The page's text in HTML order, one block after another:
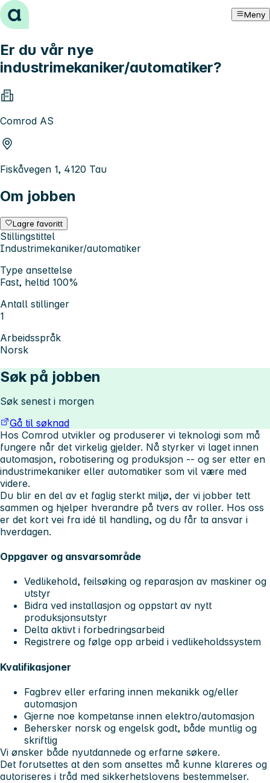
Hopp til innhold Meny
Er du vår nye
industrimekaniker/automatiker?
Comrod AS
Fiskåvegen 1, 4120 Tau
Om jobben
Lagre favoritt
Stillingstittel
Industrimekaniker/automatiker
Type ansettelse
Fast, heltid 100%
Antall stillinger
1
Arbeidsspråk
Norsk
Søk på jobben
Søk senest i morgen
Gå til søknad
Hos Comrod utvikler og produserer vi teknologi som må
fungere når det virkelig gjelder. Nå styrker vi laget innen
automasjon, robotisering og produksjon -- og ser etter en
industrimekaniker eller automatiker som vil være med
videre.
Du blir en del av et faglig sterkt miljø, der vi jobber tett
sammen og hjelper hverandre på tvers av roller. Hos oss
er det kort vei fra idé til handling, og du får ta ansvar i
hverdagen.
Oppgaver og ansvarsområde
Vedlikehold, feilsøking og reparasjon av maskiner og
utstyr
Bidra ved installasjon og oppstart av nytt
produksjonsutstyr
Delta aktivt i forbedringsarbeid
Registrere og følge opp arbeid i vedlikeholdssystem
Kvalifikasjoner
Fagbrev eller erfaring innen mekanikk og/eller
automasjon
Gjerne noe kompetanse innen elektro/automasjon
Behersker norsk og engelsk godt, både muntlig og
skriftlig
Vi ønsker både nyutdannede og erfarne søkere.
Det forutsettes at den som ansettes må kunne klareres og
autoriseres i tråd med sikkerhetslovens bestemmelser.